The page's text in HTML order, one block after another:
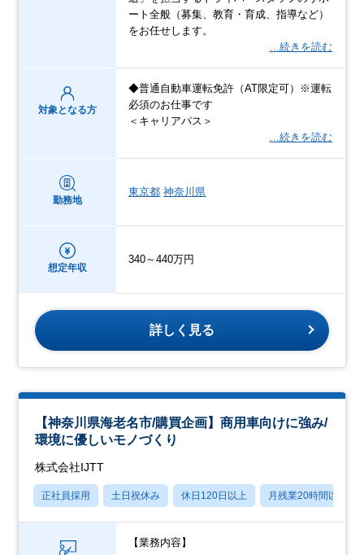
ート全般（募集、教育・育成、指導など）
をお任せします。
…続きを読む
対象となる方
◆普通自動車運転免許（AT限定可）※運転
必須のお仕事です
＜キャリアパス＞
…続きを読む
勤務地
東京都 神奈川県
想定年収
340～440万円
詳しく見る
【神奈川県海⽼名市/購買企画】商⽤⾞向けに強み/
環境に優しいモノづくり
株式会社IJTT
正社員採用 土日祝休み 休日120日以上 月残業20時間以内
【業務内容】